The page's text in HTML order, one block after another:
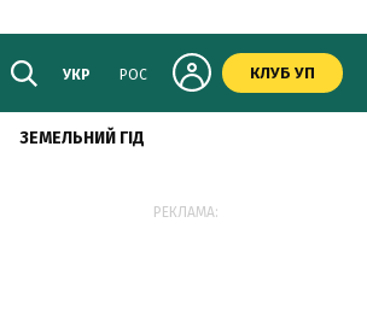
УКР РОС КЛУБ УП
ЗЕМЕЛЬНИЙ ГІД
РЕКЛАМА: